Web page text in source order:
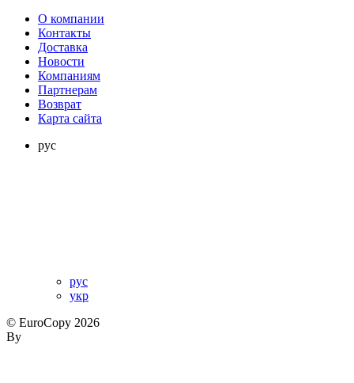
О компании
Контакты
Доставка
Новости
Компаниям
Партнерам
Возврат
Карта сайта
рус
рус
укр
© EuroCopy 2026
By